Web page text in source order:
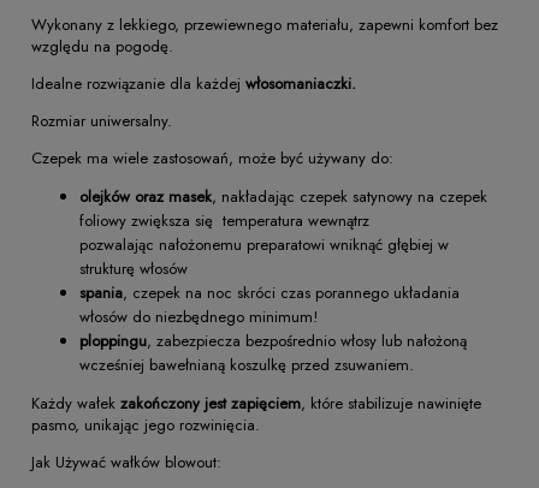
Wykonany z lekkiego, przewiewnego materiału, zapewni komfort bez
względu na pogodę.
Idealne rozwiązanie dla każdej włosomaniaczki.
Rozmiar uniwersalny.
Czepek ma wiele zastosowań, może być używany do:
olejków oraz masek, nakładając czepek satynowy na czepek
foliowy zwiększa się temperatura wewnątrz
pozwalając nałożonemu preparatowi wniknąć głębiej w
strukturę włosów
spania, czepek na noc skróci czas porannego układania
włosów do niezbędnego minimum!
ploppingu, zabezpiecza bezpośrednio włosy lub nałożoną
wcześniej bawełnianą koszulkę przed zsuwaniem.
Każdy wałek zakończony jest zapięciem, które stabilizuje nawinięte
pasmo, unikając jego rozwinięcia.
Jak Używać wałków blowout: